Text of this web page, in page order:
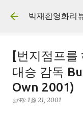
박재환영화리
[번지점프를
대승 감독
Own 2001)
날짜: 1월 21, 2001